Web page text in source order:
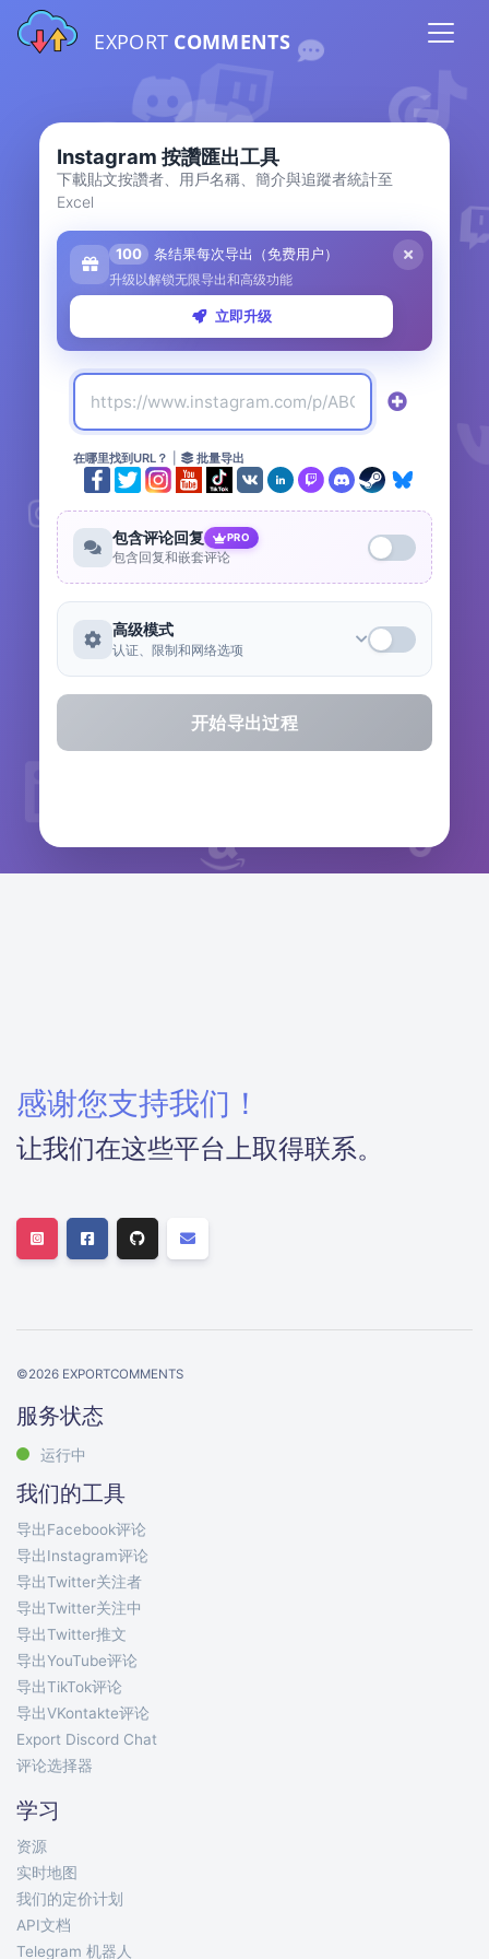
EXPORT COMMENTS
Instagram 按讚匯出工具
下載貼文按讚者、用戶名稱、簡介與追蹤者統計至
Excel
100 条结果每次导出（免费用户）
升级以解锁无限导出和高级功能
立即升级
在哪里找到URL？ 批量导出
包含评论回复 PRO
包含回复和嵌套评论
高级模式
认证、限制和网络选项
开始导出过程
感谢您支持我们！
让我们在这些平台上取得联系。
©2026 EXPORTCOMMENTS
服务状态
运行中
我们的工具
导出Facebook评论
导出Instagram评论
导出Twitter关注者
导出Twitter关注中
导出Twitter推文
导出YouTube评论
导出TikTok评论
导出VKontakte评论
Export Discord Chat
评论选择器
学习
资源
实时地图
我们的定价计划
API文档
Telegram 机器人